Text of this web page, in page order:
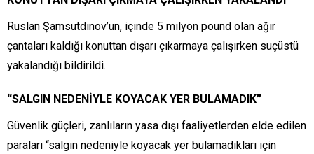
Ruslan Şamsutdinov’un, içinde 5 milyon pound olan ağır
çantaları kaldığı konuttan dışarı çıkarmaya çalışırken suçüstü
yakalandığı bildirildi.
“SALGIN NEDENİYLE KOYACAK YER BULAMADIK”
Güvenlik güçleri, zanlıların yasa dışı faaliyetlerden elde edilen
paraları “salgın nedeniyle koyacak yer bulamadıkları için